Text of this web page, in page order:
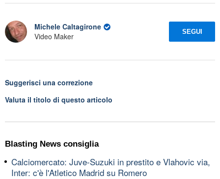
Michele Caltagirone
Video Maker
SEGUI
Suggerisci una correzione
Valuta il titolo di questo articolo
Blasting News consiglia
Calciomercato: Juve-Suzuki in prestito e Vlahovic via,
Inter: c'è l'Atletico Madrid su Romero